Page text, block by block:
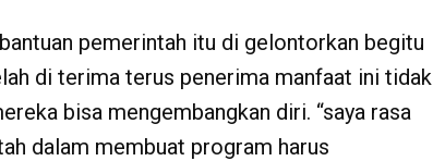
pemerintah itu di gelontorkan begitu
di terima terus penerima manfaat ini tidak
bisa mengembangkan diri. “saya rasa
dalam membuat program harus